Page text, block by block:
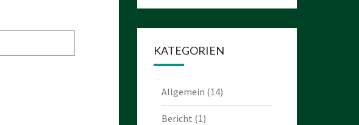
KATEGORIEN
Allgemein (14)
Bericht (1)